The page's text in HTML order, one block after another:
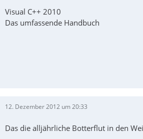
Visual C++ 2010
Das umfassende Handbuch
12. Dezember 2012 um 20:33
Das die alljährliche Botterflut in den